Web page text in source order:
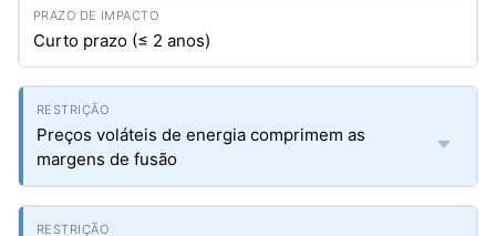
Curto prazo (≤ 2 anos)
Preços voláteis de energia comprimem as
margens de fusão